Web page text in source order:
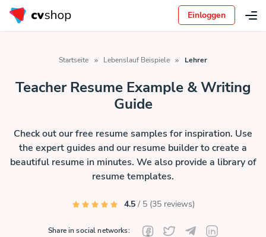
Einloggen
Startseite Lebenslauf Beispiele Lehrer
Teacher Resume Example & Writing
Guide
Check out our free resume samples for inspiration. Use
the expert guides and our resume builder to create a
beautiful resume in minutes. We also provide a library of
resume templates.
4.5/ 5 (35 reviews)
Share in social networks: